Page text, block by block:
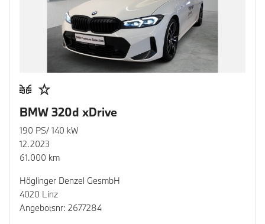
BMW 320d xDrive
190 PS/ 140 kW
12.2023
61.000 km
Höglinger Denzel GesmbH
4020 Linz
Angebotsnr: 2677284